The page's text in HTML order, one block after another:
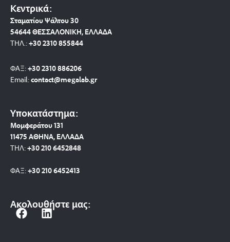
Κεντρικά:
Σταματίου Ψάλτου 30
54644 ΘΕΣΣΑΛΟΝΙΚΗ, ΕΛΛΑΔΑ
ΤΗΛ.:+30 2310 855844
ΦΑΞ:+30 2310 886206
Email:contact@megalab.gr
Υποκατάστημα:
Μομφεράτου 131
11475 ΑΘΗΝΑ, ΕΛΛΑΔΑ
ΤΗΛ:+30 210 6452848
ΦΑΞ:+30 210 6452413
Ακολουθήστε μας:
F
L